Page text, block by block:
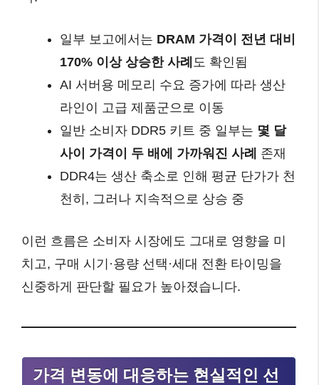
일부 보고에서는 DRAM 가격이 전년 대비
170% 이상 상승한 사례 도 확인됨
AI 서버용 메모리 수요 증가에 따라 생산
라인이 고급 제품군으로 이동
일반 소비자 DDR5 키트 중 일부는 몇 달
사이 가격이 두 배에 가까워진 사례
존재
DDR4는 생산 축소로 인해 평균 단가가 천
천히, 그러나 지속적으로 상승 중
이런 흐름은 소비자 시장에도 그대로 영향을 미
치고, 구매 시기·용량 선택·세대 전환 타이밍을
신중하게 판단할 필요가 높아졌습니다.
가격 변동에 대응하는 현실적인 선